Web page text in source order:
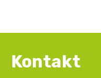
Kontakt